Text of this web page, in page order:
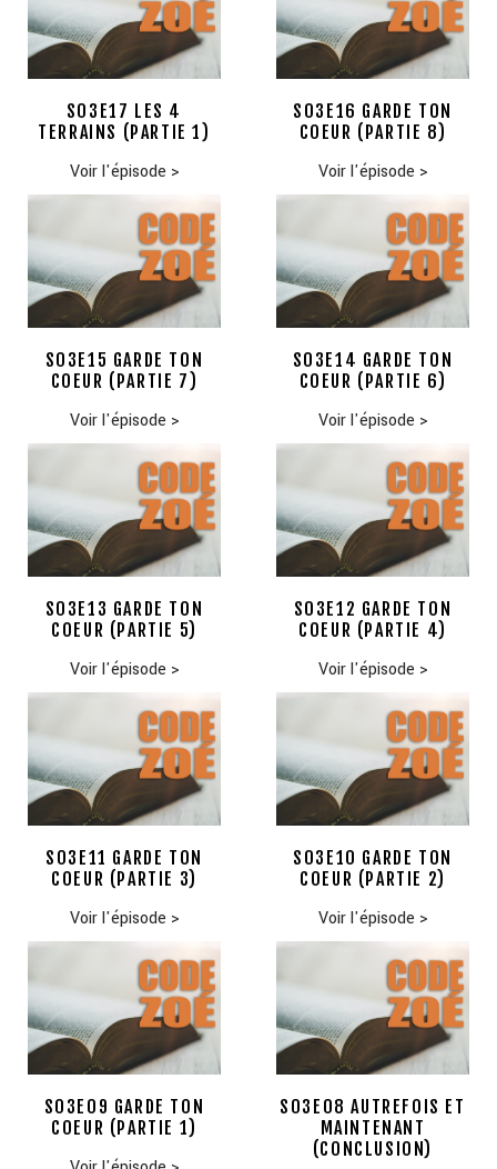
S03E17 LES 4
TERRAINS (PARTIE 1)
Voir l'épisode >
S03E16 GARDE TON
COEUR (PARTIE 8)
Voir l'épisode >
S03E15 GARDE TON
COEUR (PARTIE 7)
Voir l'épisode >
S03E14 GARDE TON
COEUR (PARTIE 6)
Voir l'épisode >
S03E13 GARDE TON
COEUR (PARTIE 5)
Voir l'épisode >
S03E12 GARDE TON
COEUR (PARTIE 4)
Voir l'épisode >
S03E11 GARDE TON
COEUR (PARTIE 3)
Voir l'épisode >
S03E10 GARDE TON
COEUR (PARTIE 2)
Voir l'épisode >
S03E09 GARDE TON
COEUR (PARTIE 1)
S03E08 AUTREFOIS ET
MAINTENANT
(CONCLUSION)